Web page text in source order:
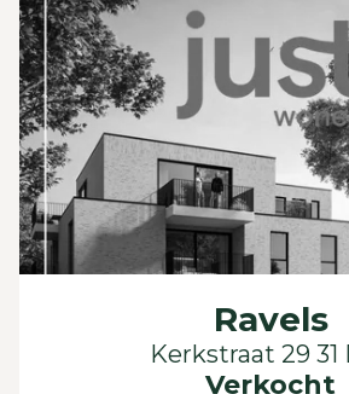
Verkocht
Ravels
Kerkstraat 29 31